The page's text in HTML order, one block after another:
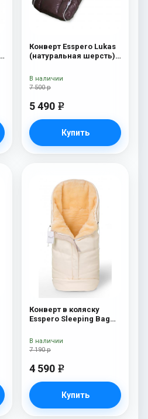
Конверт Esspero Lukas
(натуральная шерсть)
7 500 р
5 490 e
Купить
В наличии
Конверт в коляску
Esspero Sleeping Bag
шерсть) Beige
7 190 р
4 590 e
Купить
В наличии